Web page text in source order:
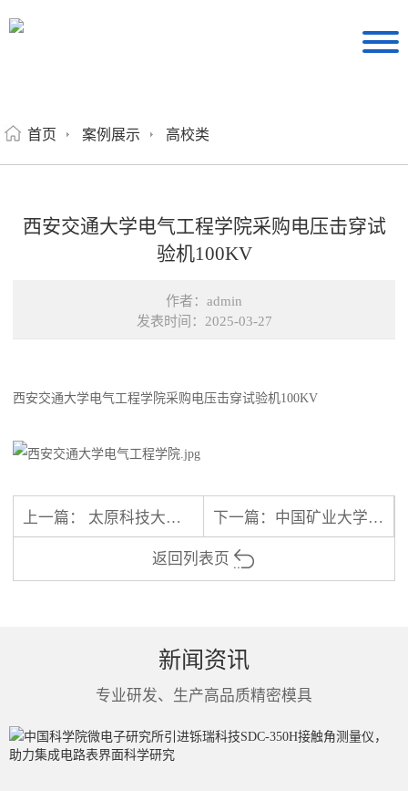
首页 案例展示 高校类
西安交通大学电气工程学院采购电压击穿试
验机100KV
作者：admin
发表时间：2025-03-27
西安交通大学电气工程学院采购电压击穿试验机100KV
上一篇： 太原科技大学启东智能装备研究中心采购自动滴液接触角测量仪 下一篇： 中国矿业大学（北京）能源与矿业学院采购-铄瑞科技接触角测量仪SR-180S
返回列表页
新闻资讯
专业研发、生产高品质精密模具